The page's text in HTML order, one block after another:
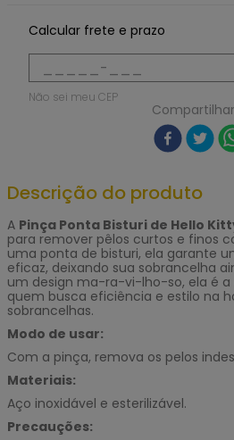
Calcular frete e prazo
Não sei meu CEP
Compartilhar
Descrição do produto
A Pinça Ponta Bisturi de Hello
para remover pêlos curtos e finos
uma ponta de bisturi, ela garante
eficaz, deixando sua sobrancelha
um design ma-ra-vi-lho-so, ela é
quem busca eficiência e estilo na
sobrancelhas.
Modo de usar:
Com a pinça, remova os pelos
Materiais:
Aço inoxidável e esterilizável.
Precauções: